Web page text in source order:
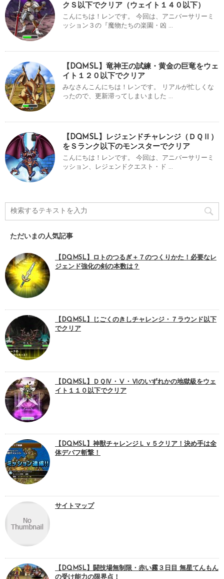
クＳ以下でクリア（ウェイト１４０以下）
こんにちは！レンです。 今回は、アニバーサリーミ
ッション３の『魔物たちの楽園・凶 ...
【DQMSL】竜神王の試練・黄金の巨竜をウェ
イト１２０以下でクリア
みなさんこんにちは！レンです。 リアルが忙しくな
ったので、更新滞ってしまいました ...
【DQMSL】レジェンドチャレンジ（ＤＱⅡ）
をＳランク以下のモンスターでクリア
こんにちは！レンです。 今回は、アニバーサリーミ
ッション、レジェンドクエスト・ド ...
ただいまの人気記事
【DQMSL】ロトのつるぎ＋７のつくりかた！必要なレ
ジェンド強化の剣の本数は？
【DQMSL】じごくのきしチャレンジ・７ラウンド以下
でクリア
【DQMSL】ＤＱⅣ・Ⅴ・Ⅵのいずれかの地獄級をウェ
イト１１０以下でクリア
【DQMSL】神獣チャレンジＬｖ５クリア！決め手は全
体デバフ斬撃！
サイトマップ
【DQMSL】闘技場無制限・赤い霧３日目 無星てんもん
の受け能力の限界点！